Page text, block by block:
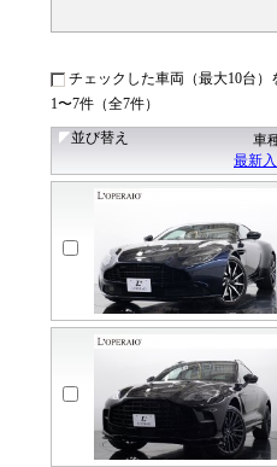
チェックした車両（最大10台）
1〜7件（全7件）
並び替え
車
最新